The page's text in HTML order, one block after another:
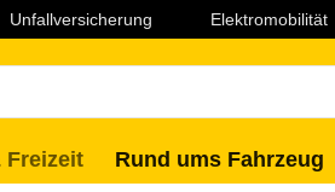
Unfallversicherung Elektromobilität
Freizeit Rund ums Fahrzeug